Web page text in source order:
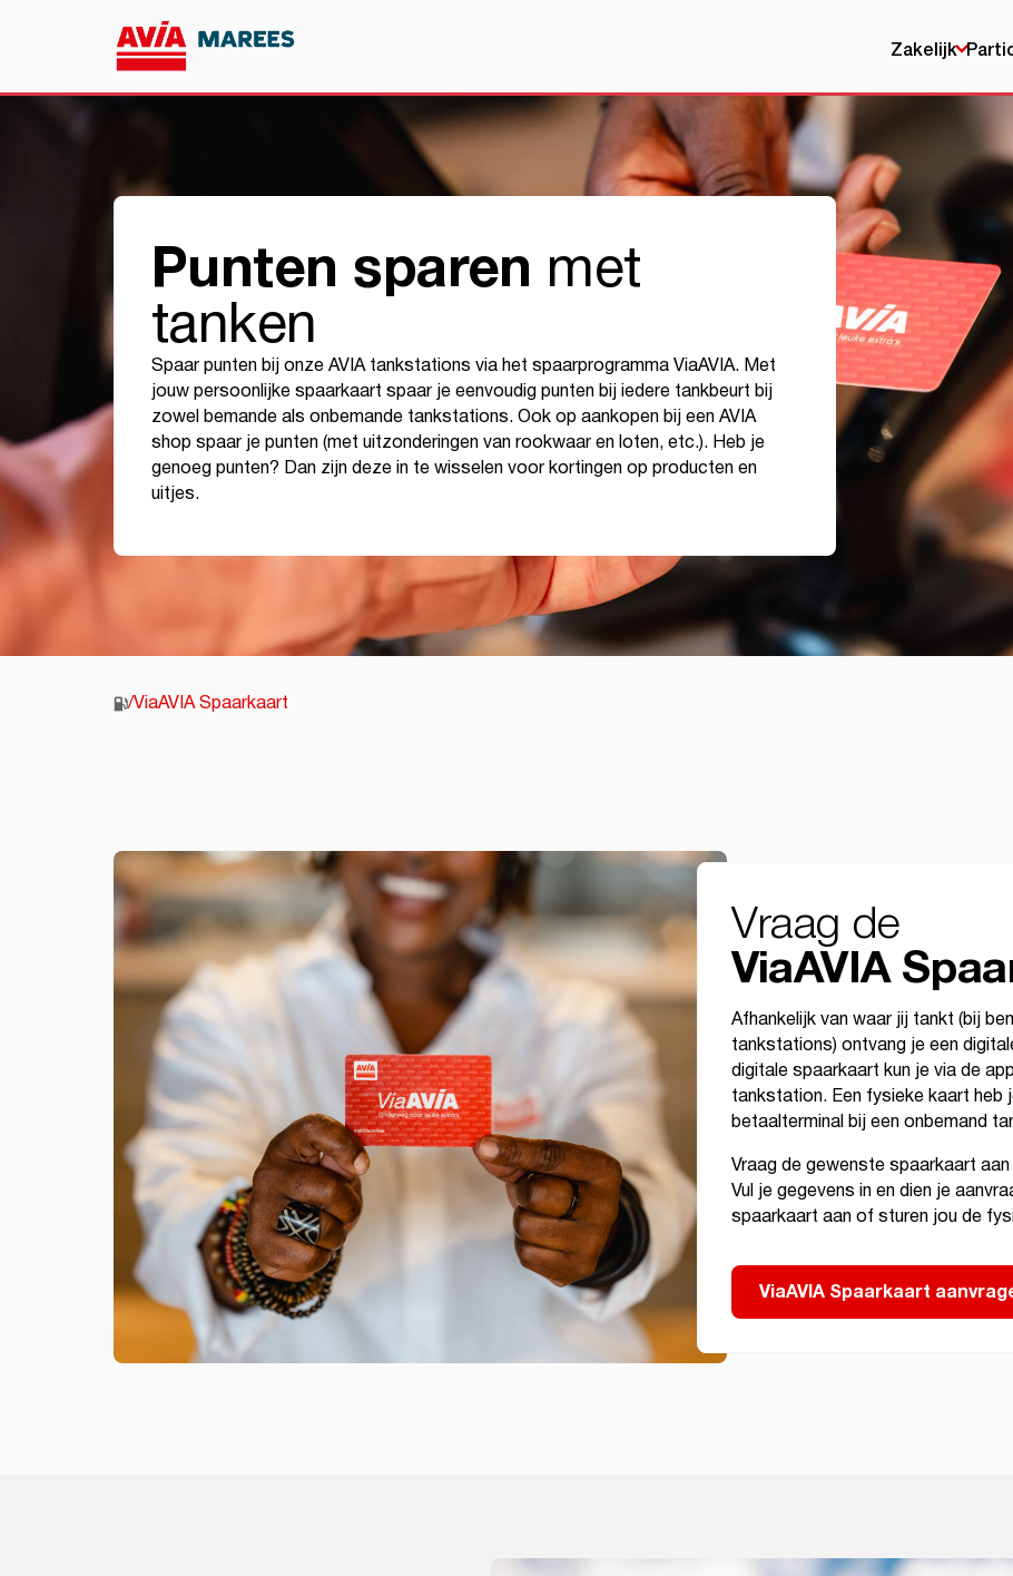
Zakelijk
Punten sparen met
tanken
Spaar punten bij onze AVIA tankstations via het spaarprogramma ViaAVIA. Met
jouw persoonlijke spaarkaart spaar je eenvoudig punten bij iedere tankbeurt bij
zowel bemande als onbemande tankstations. Ook op aankopen bij een AVIA
shop spaar je punten (met uitzonderingen van rookwaar en loten, etc.). Heb je
genoeg punten? Dan zijn deze in te wisselen voor kortingen op producten en
uitjes.
/ViaAVIA Spaarkaart
Vraag de
ViaAVIA
Afhankelijk van waar jij tankt (bij
tankstations) ontvang je een
digitale spaarkaart kun je via de
tankstation. Een fysieke kaart heb
betaalterminal bij een onbemand
Vraag de gewenste spaarkaart aan
Vul je gegevens in en dien je
spaarkaart aan of sturen jou de
ViaAVIA Spaarkaart